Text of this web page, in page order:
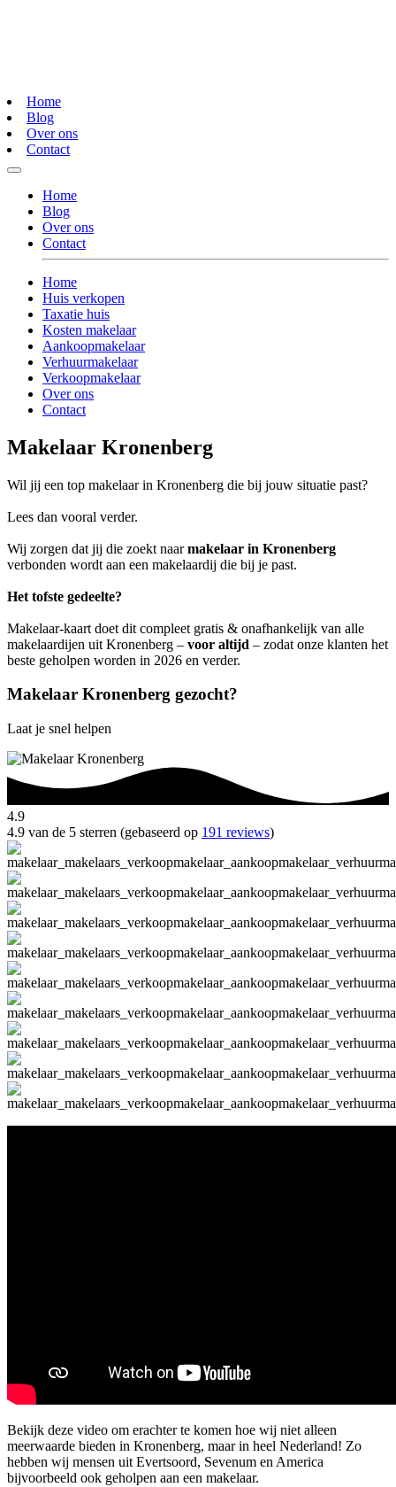
Home
Blog
Over ons
Contact
Home
Blog
Over ons
Contact
Home
Huis verkopen
Taxatie huis
Kosten makelaar
Aankoopmakelaar
Verhuurmakelaar
Verkoopmakelaar
Over ons
Contact
Makelaar Kronenberg
Wil jij een top makelaar in Kronenberg die bij jouw situatie past?
Lees dan vooral verder.
Wij zorgen dat jij die zoekt naarmakelaar in Kronenberg
verbonden wordt aan een makelaardij die bij je past.
Het tofste gedeelte?
Makelaar-kaart doet dit compleet gratis & onafhankelijk van alle
makelaardijen uit Kronenberg – voor altijd – zodat onze klanten het
beste geholpen worden in 2026 en verder.
Makelaar Kronenberg gezocht?
Laat je snel helpen
4.9
4.9 van de 5 sterren (gebaseerd op 191 reviews)
Bekijk deze video om erachter te komen hoe wij niet alleen
meerwaarde bieden in Kronenberg, maar in heel Nederland! Zo
hebben wij mensen uit Evertsoord, Sevenum en America
bijvoorbeeld ook geholpen aan een makelaar.